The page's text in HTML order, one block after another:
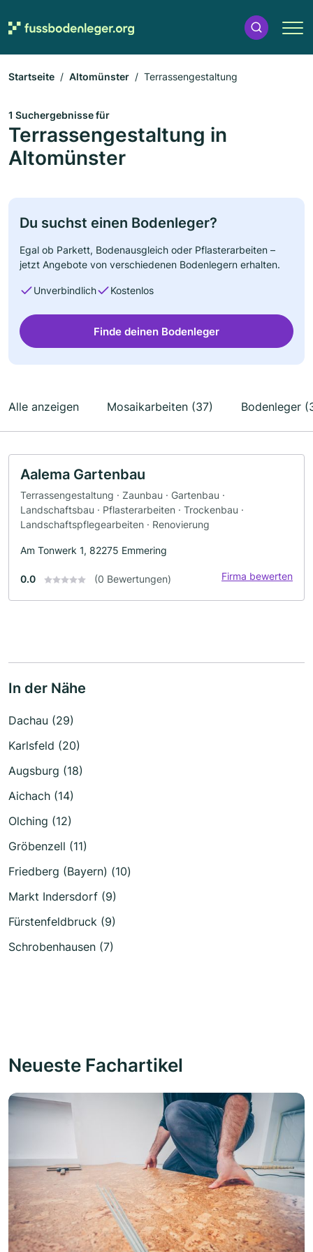
Startseite Altomünster Terrassengestaltung
1 Suchergebnisse für
Terrassengestaltung in
Altomünster
Du suchst einen Bodenleger?
Egal ob Parkett, Bodenausgleich oder Pflasterarbeiten –
jetzt Angebote von verschiedenen Bodenlegern erhalten.
Unverbindlich Kostenlos
Finde deinen Bodenleger
Alle anzeigen Mosaikarbeiten (37) Bodenleger
Aalema Gartenbau
Terrassengestaltung · Zaunbau · Gartenbau ·
Landschaftsbau · Pflasterarbeiten · Trockenbau ·
Landschaftspflegearbeiten · Renovierung
Am Tonwerk 1, 82275 Emmering
0.0 (0 Bewertungen) Firma bewerten
In der Nähe
Dachau (29)
Karlsfeld (20)
Augsburg (18)
Aichach (14)
Olching (12)
Gröbenzell (11)
Friedberg (Bayern) (10)
Markt Indersdorf (9)
Fürstenfeldbruck (9)
Schrobenhausen (7)
Neueste Fachartikel